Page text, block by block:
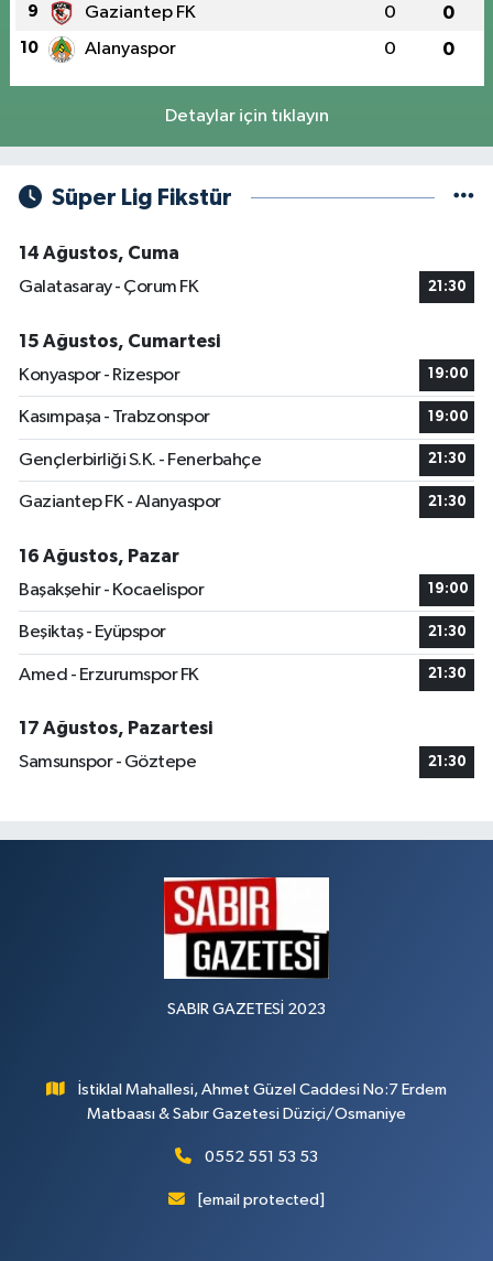
9 Gaziantep FK 0 0
10 Alanyaspor 0 0
Detaylar için tıklayın
Süper Lig Fikstür
14 Ağustos, Cuma
Galatasaray - Çorum FK
21:30
15 Ağustos, Cumartesi
Konyaspor - Rizespor
19:00
Kasımpaşa - Trabzonspor 19:00
Gençlerbirliği S.K. - Fenerbahçe 21:30
Gaziantep FK - Alanyaspor 21:30
16 Ağustos, Pazar
Başakşehir - Kocaelispor
19:00
Beşiktaş - Eyüpspor 21:30
Amed - Erzurumspor FK 21:30
17 Ağustos, Pazartesi
Samsunspor - Göztepe
21:30
SABIR GAZETESİ 2023
İstiklal Mahallesi, Ahmet Güzel Caddesi No:7 Erdem
Matbaası & Sabır Gazetesi Düziçi/Osmaniye
0552 551 53 53
[email protected]